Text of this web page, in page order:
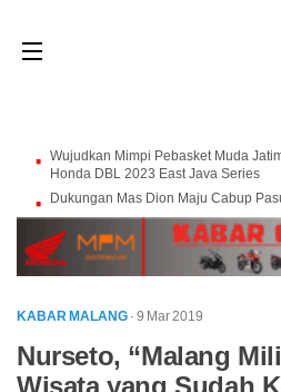
Wujudkan Mimpi Pebasket Muda
Honda DBL 2023 East Java Series
Dukungan Mas Dion Maju Cabup
KABAR MALANG · 9 Mar 2019
Nurseto, “Malang
Wisata yang Sudah